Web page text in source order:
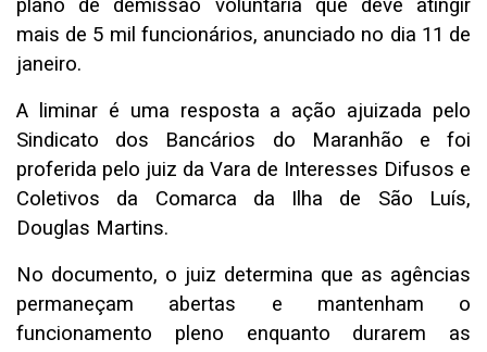
plano de demissão voluntária que deve atingir
mais de 5 mil funcionários, anunciado no dia 11 de
janeiro.
A liminar é uma resposta a ação ajuizada pelo
Sindicato dos Bancários do Maranhão e foi
proferida pelo juiz da Vara de Interesses Difusos e
Coletivos da Comarca da Ilha de São Luís,
Douglas Martins.
No documento, o juiz determina que as agências
permaneçam abertas e mantenham o
funcionamento pleno enquanto durarem as